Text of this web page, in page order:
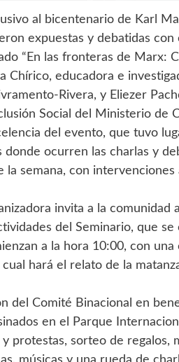
al bicentenario de Karl
expuestas y debatidas
“En las fronteras de Marx:
Chírico, educadora e
Rivera, y Eliezer
Social del Ministerio de
del evento, que tuvo
ocurren las charlas y
la semana, con
invita a la comunidad
del Seminario, que
a la hora 10:00, con
hará el relato de la
del Comité Binacional en
en el Parque
protestas, sorteo de regalos,